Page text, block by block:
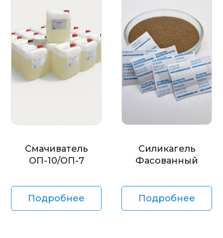
Смачиватель
ОП-10/ОП-7
Подробнее
Силикагель
Фасованный
Подробнее